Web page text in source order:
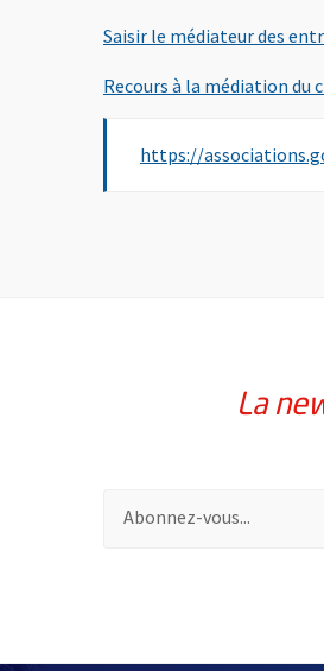
Saisir le médiateur des
Recours à la médiation du
https://
La
Pour vous inscrire à la